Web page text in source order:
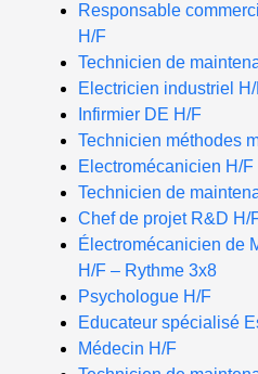
Responsable
H/F
Technicien de
Electricien industriel
Infirmier DE H/F
Technicien méthodes
Electromécanicien H/F
Technicien de
Chef de projet R&D H/
Électromécanicien de
H/F – Rythme 3x8
Psychologue H/F
Educateur spécialisé
Médecin H/F